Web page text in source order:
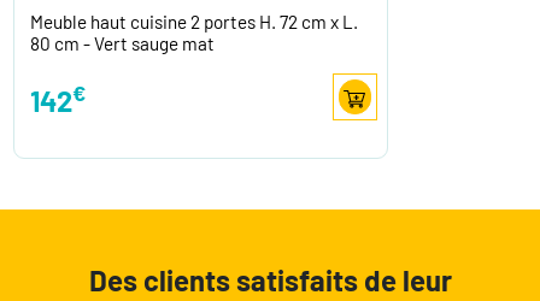
Meuble haut cuisine 2 portes H. 72 cm x L.
80 cm - Vert sauge mat
142€
Des clients satisfaits de leur